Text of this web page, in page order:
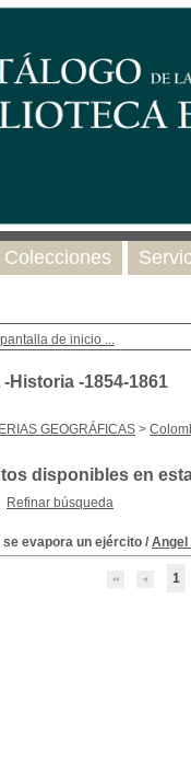
de inicio ...
Historia -1854-1861
GEOGRÁFICAS >
disponibles en
Refinar búsqueda
se evapora un ejército / Angel
1
Colecciones